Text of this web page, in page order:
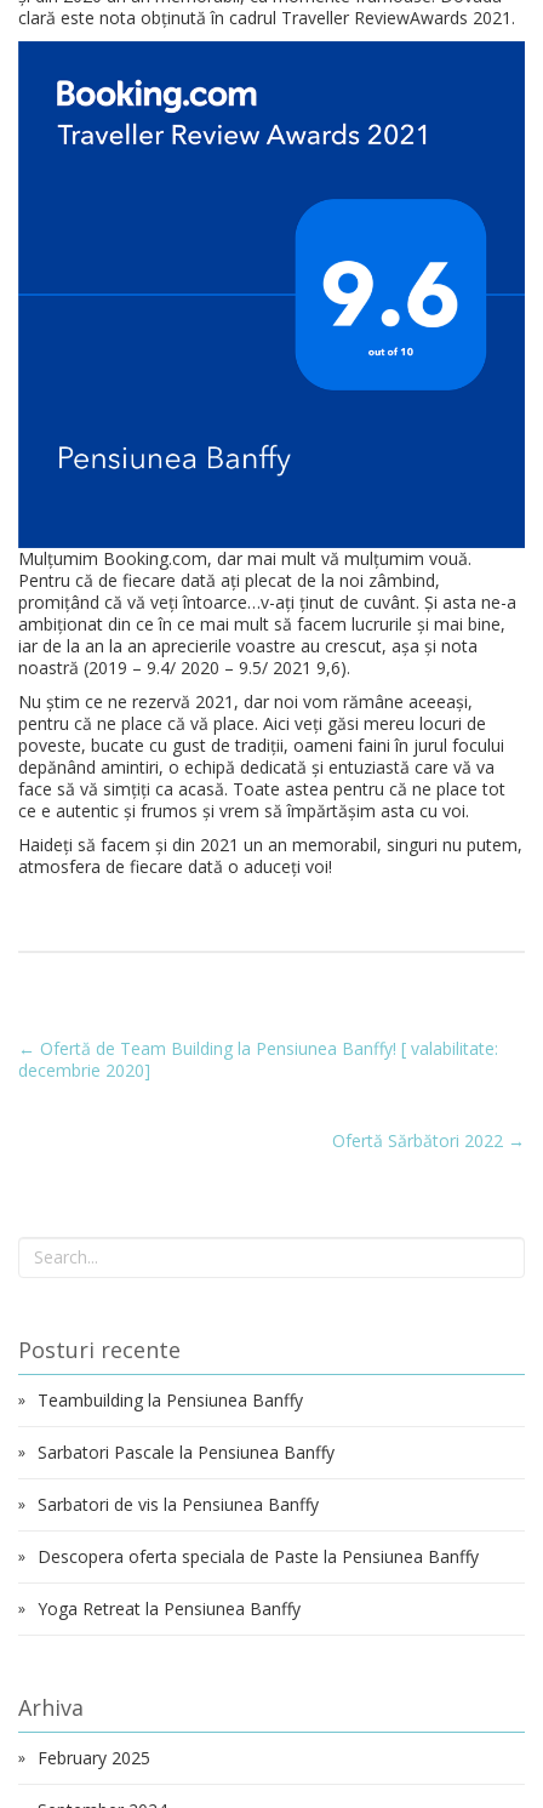
clară este nota obținută în cadrul Traveller ReviewAwards 2021.
Mulțumim Booking.com, dar mai mult vă mulțumim vouă.
Pentru că de fiecare dată ați plecat de la noi zâmbind,
promițând că vă veți întoarce…v-ați ținut de cuvânt. Și asta ne-a
ambiționat din ce în ce mai mult să facem lucrurile și mai bine,
iar de la an la an aprecierile voastre au crescut, așa și nota
noastră (2019 – 9.4/ 2020 – 9.5/ 2021 9,6).
Nu știm ce ne rezervă 2021, dar noi vom rămâne aceeași,
pentru că ne place că vă place. Aici veți găsi mereu locuri de
poveste, bucate cu gust de tradiții, oameni faini în jurul focului
depănând amintiri, o echipă dedicată și entuziastă care vă va
face să vă simțiți ca acasă. Toate astea pentru că ne place tot
ce e autentic și frumos și vrem să împărtășim asta cu voi.
Haideți să facem și din 2021 un an memorabil, singuri nu putem,
atmosfera de fiecare dată o aduceți voi!
← Ofertă de Team Building la Pensiunea Banffy! [ valabilitate:
decembrie 2020]
Ofertă Sărbători 2022 →
Posturi recente
Teambuilding la Pensiunea Banffy
Sarbatori Pascale la Pensiunea Banffy
Sarbatori de vis la Pensiunea Banffy
Descopera oferta speciala de Paste la Pensiunea Banffy
Yoga Retreat la Pensiunea Banffy
Arhiva
February 2025